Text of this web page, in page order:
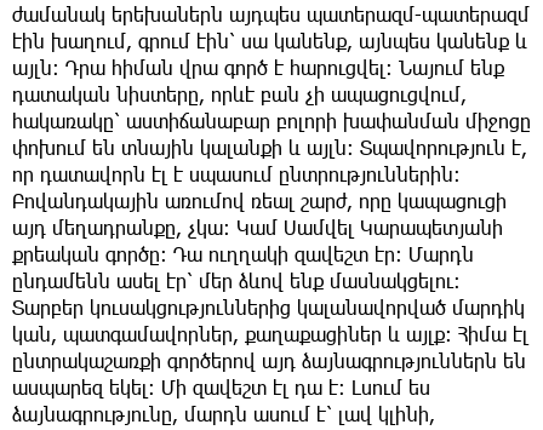
ժամանակ երեխաներն այդպես պատերազմ-պատերազմ
էին խաղում, գրում էին՝ սա կանենք, այնպես կանենք և
այլն։ Դրա հիման վրա գործ է հարուցվել։ Նայում ենք
դատական նիստերը, որևէ բան չի ապացուցվում,
հակառակը՝ աստիճանաբար բոլորի խափանման միջոցը
փոխում են տնային կալանքի և այլն։ Տպավորություն է,
որ դատավորն էլ է սպասում ընտրություններին։
Բովանդակային առումով ռեալ շարժ, որը կապացուցի
այդ մեղադրանքը, չկա։ Կամ Սամվել Կարապետյանի
քրեական գործը։ Դա ուղղակի զավեշտ էր։ Մարդն
ընդամենն ասել էր՝ մեր ձևով ենք մասնակցելու։
Տարբեր կուսակցություններից կալանավորված մարդիկ
կան, պատգամավորներ, քաղաքացիներ և այլք։ Հիմա էլ
ընտրակաշառքի գործերով այդ ձայնագրություններն են
ասպարեզ եկել։ Մի զավեշտ էլ դա է։ Լսում ես
ձայնագրությունը, մարդն ասում է՝ լավ կլինի,